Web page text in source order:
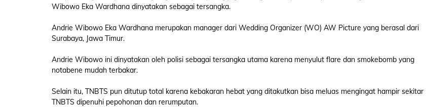
Wibowo Eka Wardhana dinyatakan sebagai tersangka.
Andrie Wibowo Eka Wardhana merupakan manager dari Wedding Organizer (WO) AW Picture yang berasal dari
Surabaya, Jawa Timur.
Andrie Wibowo ini dinyatakan oleh polisi sebagai tersangka utama karena menyulut flare dan smokebomb yang
notabene mudah terbakar.
Selain itu, TNBTS pun ditutup total karena kebakaran hebat yang ditakutkan bisa meluas mengingat hampir sekitar
TNBTS dipenuhi pepohonan dan rerumputan.